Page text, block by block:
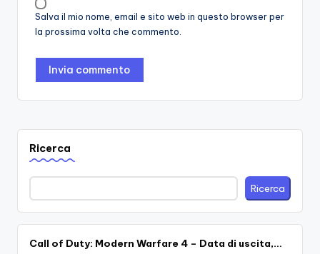
Salva il mio nome, email e sito web in questo browser per
la prossima volta che commento.
Ricerca
Ricerca
Call of Duty: Modern Warfare 4 – Data di uscita,…